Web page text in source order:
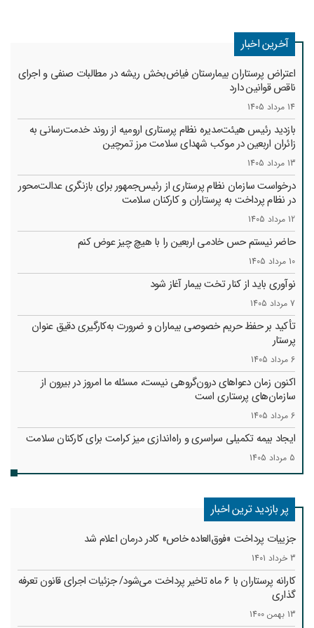
آخرین اخبار
اعتراض پرستاران بیمارستان فیاض‌بخش ریشه در مطالبات صنفی و اجرای
ناقص قوانین دارد
14 مرداد 1405
بازدید رئیس هیئت‌مدیره نظام پرستاری ارومیه از روند خدمت‌رسانی به
زائران اربعین در موکب شهدای سلامت مرز تمرچین
13 مرداد 1405
درخواست سازمان نظام پرستاری از رئیس‌جمهور برای بازنگری عدالت‌محور
در نظام پرداخت به پرستاران و کارکنان سلامت
12 مرداد 1405
حاضر نیستم حس خادمی اربعین را با هیچ چیز عوض کنم
10 مرداد 1405
نوآوری باید از کنار تخت بیمار آغاز شود
7 مرداد 1405
تأکید بر حفظ حریم خصوصی بیماران و ضرورت به‌کارگیری دقیق عنوان
پرستار
6 مرداد 1405
اکنون زمان دعواهای درون‌گروهی نیست، مسئله ما امروز در بیرون از
سازمان‌های پرستاری است
6 مرداد 1405
ایجاد بیمه تکمیلی سراسری و راه‌اندازی میز کرامت برای کارکنان سلامت
5 مرداد 1405
پر بازدید ترین اخبار
جزییات پرداخت «فوق‌العاده خاص» کادر درمان اعلام شد
3 خرداد 1401
کارانه‌ پرستاران با 6 ماه تاخیر پرداخت می‌شود/ جزئیات اجرای قانون تعرفه
گذاری
13 بهمن 1400